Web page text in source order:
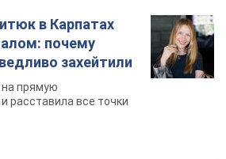
в Карпатах
почему
захейтили
прямую
расставила все точки